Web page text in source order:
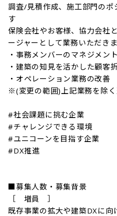
調査/見積作成、施工部門のポ
す
保険会社やお客様、協力会社
ージャーとして業務いただき
・事務メンバーのマネジメント
・建築の知見を活かした顧客
・オペレーション業務の改善
※(変更の範囲)上記業務を除
#社会課題に挑む企業
#チャレンジできる環境
#ユニコーンを目指す企業
#DX推進
■募集人数・募集背景
［　増員　］
既存事業の拡大や建築DXに